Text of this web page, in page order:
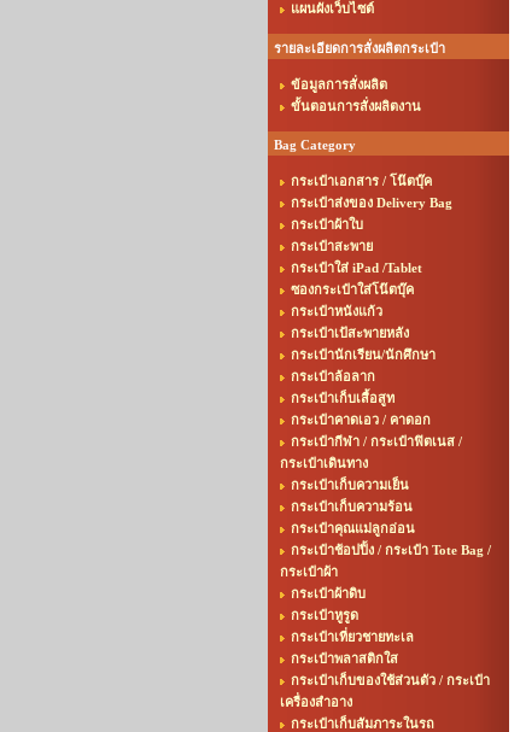
แผนผังเว็บไซต์
รายละเอียดการสั่งผลิตกระเป๋า
ข้อมูลการสั่งผลิต
ขั้นตอนการสั่งผลิตงาน
Bag Category
กระเป๋าเอกสาร / โน๊ตบุ๊ค
กระเป๋าส่งของ Delivery Bag
กระเป๋าผ้าใบ
กระเป๋าสะพาย
กระเป๋าใส่ iPad /Tablet
ซองกระเป๋าใส่โน๊ตบุ๊ค
กระเป๋าหนังแก้ว
กระเป๋าเป้สะพายหลัง
กระเป๋านักเรียน/นักศึกษา
กระเป๋าล้อลาก
กระเป๋าเก็บเสื้อสูท
กระเป๋าคาดเอว / คาดอก
กระเป๋ากีฬา / กระเป๋าฟิตเนส /
กระเป๋าเดินทาง
กระเป๋าเก็บความเย็น
กระเป๋าเก็บความร้อน
กระเป๋าคุณแม่ลูกอ่อน
กระเป๋าช้อปปิ้ง / กระเป๋า Tote Bag /
กระเป๋าผ้า
กระเป๋าผ้าดิบ
กระเป๋าหูรูด
กระเป๋าเที่ยวชายทะเล
กระเป๋าพลาสติกใส
กระเป๋าเก็บของใช้ส่วนตัว / กระเป๋า
เครื่องสำอาง
กระเป๋าเก็บสัมภาระในรถ